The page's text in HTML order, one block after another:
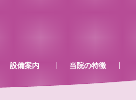
設備案内
待合
診察室、処置室
採血機器
エコー
レントゲン室心電図
当院の特徴
検査及び病名一覧